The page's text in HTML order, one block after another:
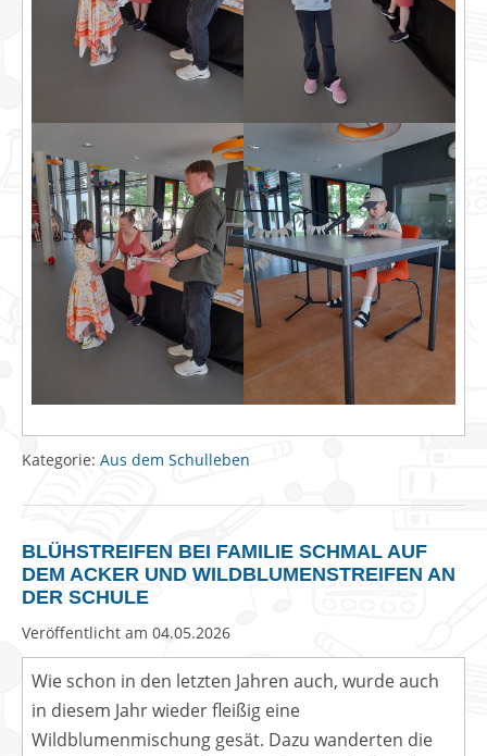
Kategorie: Aus dem Schulleben
BLÜHSTREIFEN BEI FAMILIE SCHMAL AUF
DEM ACKER UND WILDBLUMENSTREIFEN AN
DER SCHULE
Veröffentlicht am 04.05.2026
Wie schon in den letzten Jahren auch, wurde auch
in diesem Jahr wieder fleißig eine
Wildblumenmischung gesät. Dazu wanderten die